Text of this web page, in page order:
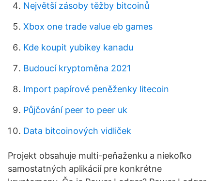
Největší zásoby těžby bitcoinů
Xbox one trade value eb games
Kde koupit yubikey kanadu
Budoucí kryptoměna 2021
Import papírové peněženky litecoin
Půjčování peer to peer uk
Data bitcoinových vidliček
Projekt obsahuje multi-peňaženku a niekoľko
samostatných aplikácií pre konkrétne